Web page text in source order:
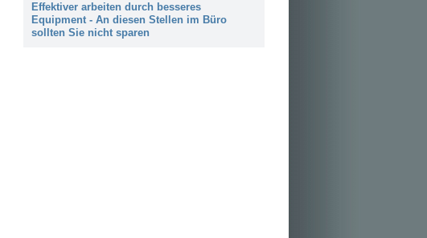
Effektiver arbeiten durch besseres
Equipment - An diesen Stellen im Büro
sollten Sie nicht sparen